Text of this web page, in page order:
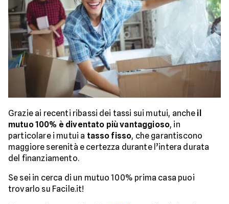
Grazie ai recenti ribassi dei tassi sui mutui, anche il
mutuo 100% è diventato più vantaggioso, in
particolare i mutui a tasso fisso, che garantiscono
maggiore serenità e certezza durante l’intera durata
del finanziamento.
Se sei in cerca di un mutuo 100% prima casa puoi
trovarlo su Facile.it!